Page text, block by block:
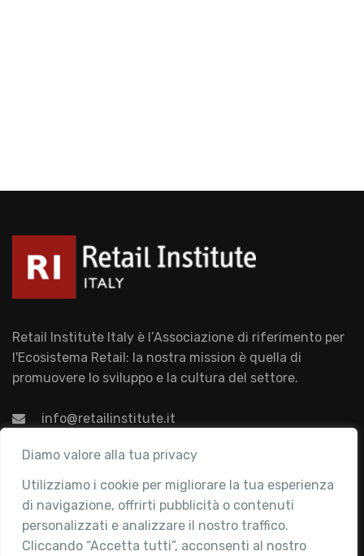
Diamo valore alla tua privacy
Utilizziamo i cookie per migliorare la tua esperienza
di navigazione, offrirti pubblicità o contenuti
personalizzati e analizzare il nostro traffico.
Cliccando “Accetta tutti”, acconsenti al nostro
Retail Institute Italy è l’Associazione di riferimento per
l'Ecosistema Retail: la nostra mission è quella di
promuovere lo sviluppo e la cultura del settore.
info@retailinstitute.it
Associazione
Chi siamo
Attività
Contatti